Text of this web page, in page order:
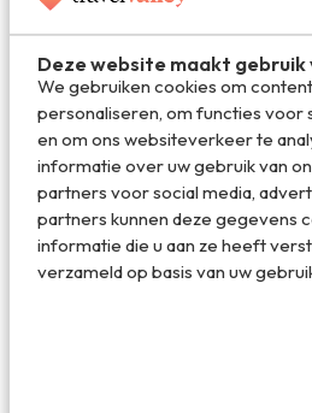
Deze website maakt gebruik
We gebruiken cookies om
personaliseren, om functies voor
en om ons websiteverkeer te
informatie over uw gebruik van
partners voor social media,
partners kunnen deze gegevens
informatie die u aan ze heeft
verzameld op basis van uw
Dit bericht op